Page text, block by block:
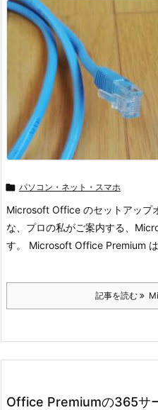
 パソコン・ネット・スマホ
Microsoft Office のセットアップ
な、プロの私がご案内する、
す。 Microsoft Office Premium
記事を読む
Office Premiumの365サ